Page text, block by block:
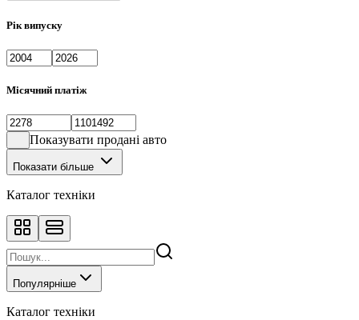
Рік випуску
Місячний платіж
Показувати продані авто
Показати більше
Каталог техніки
Популярніше
Каталог техніки